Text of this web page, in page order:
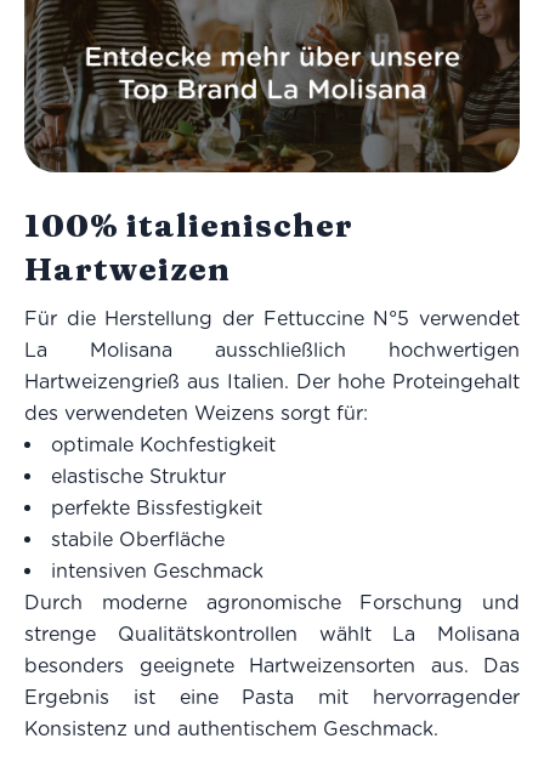
100% italienischer
Hartweizen
Für die Herstellung der Fettuccine N°5 verwendet
La Molisana ausschließlich hochwertigen
Hartweizengrieß aus Italien. Der hohe Proteingehalt
des verwendeten Weizens sorgt für:
optimale Kochfestigkeit
elastische Struktur
perfekte Bissfestigkeit
stabile Oberfläche
intensiven Geschmack
Durch moderne agronomische Forschung und
strenge Qualitätskontrollen wählt La Molisana
besonders geeignete Hartweizensorten aus. Das
Ergebnis ist eine Pasta mit hervorragender
Konsistenz und authentischem Geschmack.